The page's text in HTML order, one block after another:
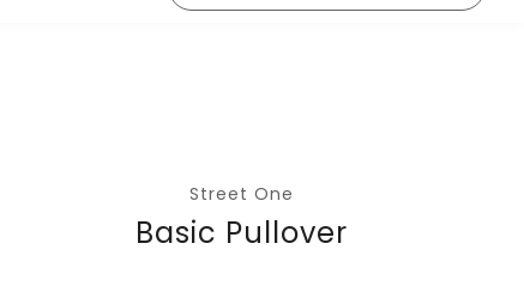
Street One
Basic Pullover